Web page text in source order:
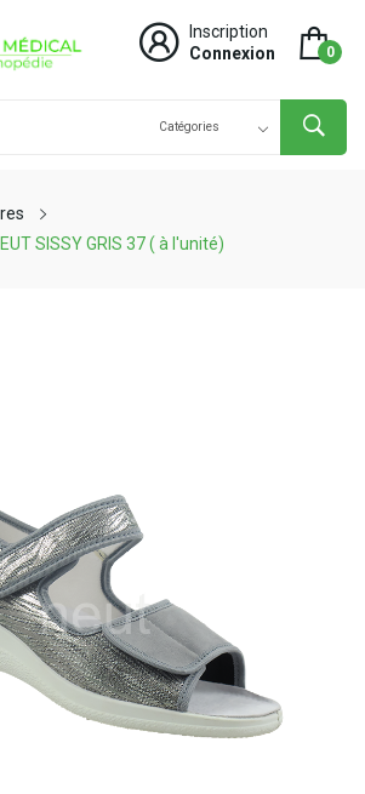
Inscription
Connexion
0
SISSY GRIS 37 ( à l'unité)